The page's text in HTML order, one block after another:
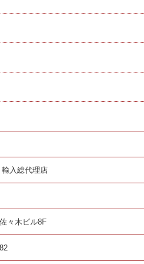
入総代理店
々木ビル8F